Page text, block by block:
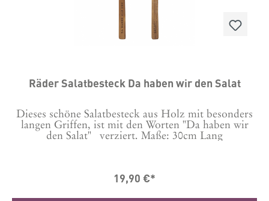
Räder Salatbesteck Da haben wir den Salat
Dieses schöne Salatbesteck aus Holz mit besonders
langen Griffen, ist mit den Worten "Da haben wir
den Salat" verziert. Maße: 30cm Lang
19,90 €*